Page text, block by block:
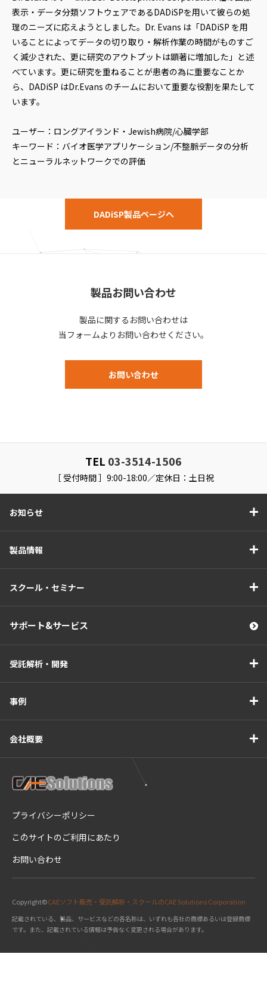
表示・データ分類ソフトウェアであるDADiSPを用いて彼らの処
理のニーズに応えようとしました。Dr. Evans は「DADiSP を用
いることによってデータの切り取り・解析作業の時間がものすご
く減少された、更に研究のアウトプットは顕著に増加した」と述
べています。更に研究を重ねることが患者の為に重要なことか
ら、DADiSP はDr.Evans のチームにおいて重要な役割を果たして
います。
ユーザー：ロングアイランド・Jewish病院/心臓学部
キーワード：バイオ医学アプリケーション/不整脈データの分析
とニューラルネットワークでの評価
DADiSP製品ページへ
製品お問い合わせ
製品に関するお問い合わせは
当フォームよりお問い合わせください。
お問い合わせ
TEL 03-3514-1506
［ 受付時間 ］9:00-18:00／定休日：土日祝
お知らせ
製品情報
スクール・セミナー
サポート&サービス
受託解析・開発
事例
会社概要
プライバシーポリシー
このサイトのご利用にあたり
お問い合わせ
Copyright©CAEソフト販売・受託解析・スクールのCAE Solutions Corporation
記載されている、製品、サービスなどの各名称は、いずれも各社の商標あるいは登録商標
です。また、記載されている情報は予告なく変更される場合があります。